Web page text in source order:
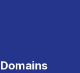
Domains